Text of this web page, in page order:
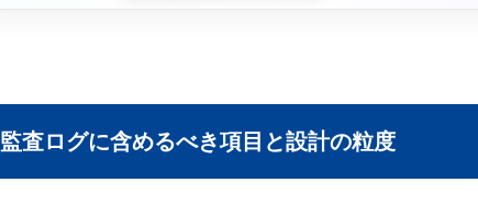
監査ログに含めるべき項目と設計の粒度